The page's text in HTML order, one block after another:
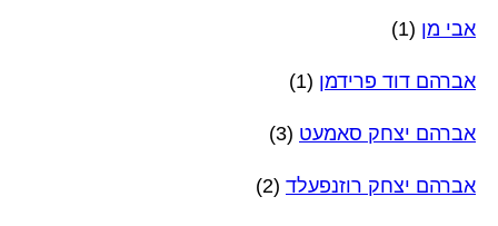
אבי מן (1)
אברהם דוד פרידמן (1)
אברהם יצחק סאמעט (3)
אברהם יצחק רוזנפעלד (2)